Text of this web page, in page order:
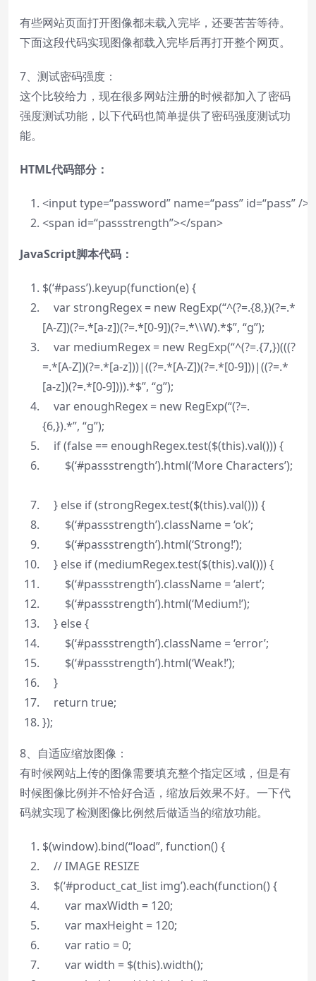
有些网站页面打开图像都未载入完毕，还要苦苦等待。
下面这段代码实现图像都载入完毕后再打开整个网页。
7、测试密码强度：
这个比较给力，现在很多网站注册的时候都加入了密码
强度测试功能，以下代码也简单提供了密码强度测试功
能。
HTML代码部分：
<inputtype=“password” name=“pass” id=“pass”/>
<span id=“passstrength”></span>
JavaScript脚本代码：
$(‘#pass’).keyup(function(e) {
varstrongRegex = new RegExp(“^(?=.{8,})(?=.*
[A-Z])(?=.*[a-z])(?=.*[0-9])(?=.*\\W).*$”, “g”);
var mediumRegex = new RegExp(“^(?=.{7,})(((?
=.*[A-Z])(?=.*[a-z]))|((?=.*[A-Z])(?=.*[0-9]))|((?=.*
[a-z])(?=.*[0-9]))).*$”, “g”);
var enoughRegex = new RegExp(“(?=.
{6,}).*”, “g”);
if(false == enoughRegex.test($(this).val())) {
$(‘#passstrength’).html(‘More Characters’);
} else if(strongRegex.test($(this).val())) {
$(‘#passstrength’).className = ‘ok’;
$(‘#passstrength’).html(‘Strong!’);
} else if(mediumRegex.test($(this).val())) {
$(‘#passstrength’).className = ‘alert’;
$(‘#passstrength’).html(‘Medium!’);
} else{
$(‘#passstrength’).className = ‘error’;
$(‘#passstrength’).html(‘Weak!’);
}
return true;
});
8、自适应缩放图像：
有时候网站上传的图像需要填充整个指定区域，但是有
时候图像比例并不恰好合适，缩放后效果不好。一下代
码就实现了检测图像比例然后做适当的缩放功能。
$(window).bind(“load”, function() {
// IMAGE RESIZE
$(‘#product_cat_list img’).each(function() {
var maxWidth = 120;
var maxHeight = 120;
var ratio = 0;
varwidth = $(this).width();